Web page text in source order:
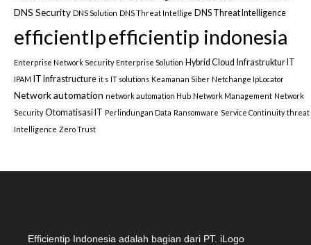
DNS Security DNS Solution DNS Threat Intellige DNS Threat Intelligence
efficientIpefficientip indonesia
Enterprise Network Security Enterprise Solution Hybrid Cloud Infrastruktur IT
IPAM IT infrastructure it s IT solutions Keamanan Siber Netchange IpLocator
Network automation network automation Hub Network Management Network
Security Otomatisasi IT Perlindungan Data Ransomware Service Continuity threat
Intelligence Zero Trust
Efficientip Indonesia adalah bagian dari PT. iLogo